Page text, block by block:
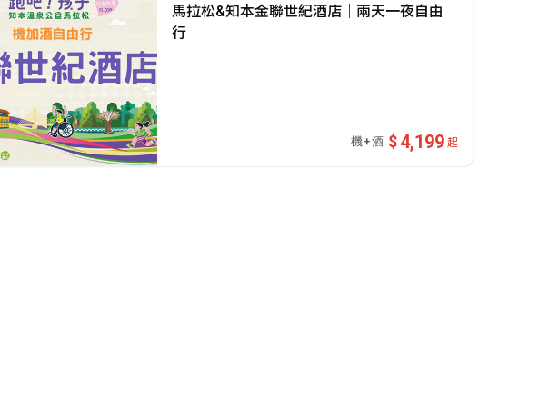
馬拉松&知本金聯世紀酒店｜兩天一夜自由
行
4,199 起